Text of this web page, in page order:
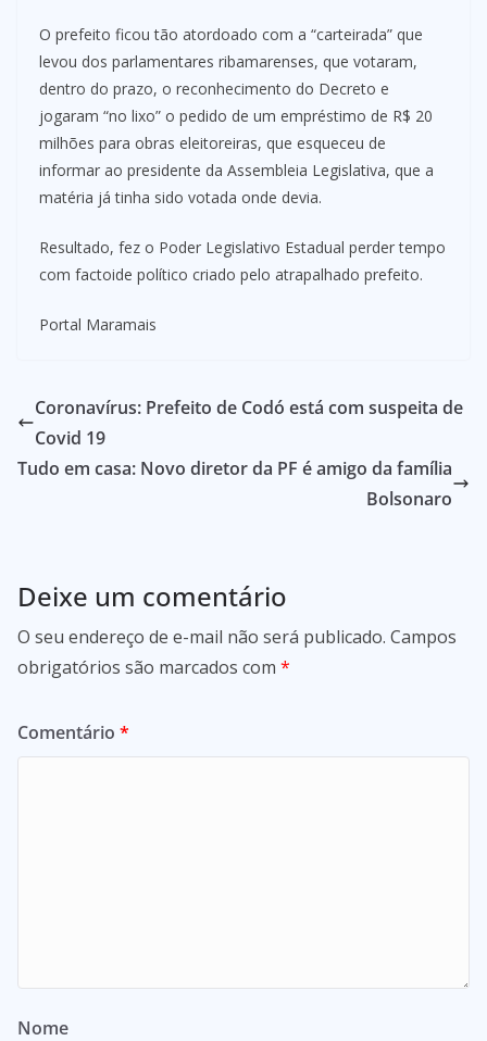
O prefeito ficou tão atordoado com a “carteirada” que
levou dos parlamentares ribamarenses, que votaram,
dentro do prazo, o reconhecimento do Decreto e
jogaram “no lixo” o pedido de um empréstimo de R$ 20
milhões para obras eleitoreiras, que esqueceu de
informar ao presidente da Assembleia Legislativa, que a
matéria já tinha sido votada onde devia.
Resultado, fez o Poder Legislativo Estadual perder tempo
com factoide político criado pelo atrapalhado prefeito.
Portal Maramais
Coronavírus: Prefeito de Codó está com suspeita de
Covid 19
Tudo em casa: Novo diretor da PF é amigo da família
Bolsonaro
Deixe um comentário
O seu endereço de e-mail não será publicado. Campos
obrigatórios são marcados com *
Comentário *
Nome